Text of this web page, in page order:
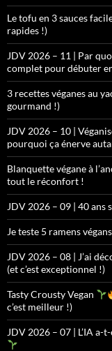
Le tofu en 3 sauces
rapides !)
JDV 2026 – 11 | Par
complet pour débuter
3 recettes véganes au
gourmand !)
JDV 2026 – 10 |
pourquoi ça énerve
Blanquette végane à
tout le réconfort !
JDV 2026 – 09 | 40 ans
Je teste 5 ramens
JDV 2026 – 08 | J’ai
(et c’est exceptionnel !)
Tasty Crousty Vegan
c’est meilleur !)
JDV 2026 – 07 | L’IA a-